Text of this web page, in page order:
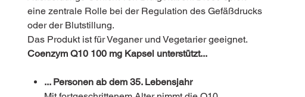
eine zentrale Rolle bei der Regulation des Gefäßdrucks
oder der Blutstillung.
Das Produkt ist für Veganer und Vegetarier geeignet.
Coenzym Q10 100 mg Kapsel unterstützt...
... Personen ab dem 35. Lebensjahr